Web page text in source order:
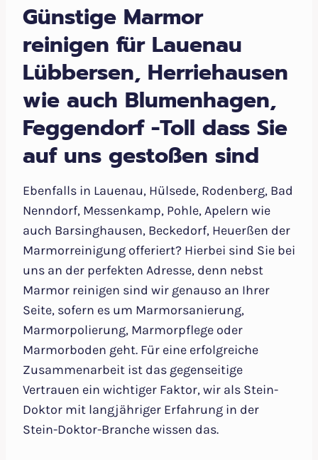
Günstige Marmor
reinigen für Lauenau
Lübbersen, Herriehausen
wie auch Blumenhagen,
Feggendorf -Toll dass Sie
auf uns gestoßen sind
Ebenfalls in Lauenau, Hülsede, Rodenberg, Bad
Nenndorf, Messenkamp, Pohle, Apelern wie
auch Barsinghausen, Beckedorf, Heuerßen der
Marmorreinigung offeriert? Hierbei sind Sie bei
uns an der perfekten Adresse, denn nebst
Marmor reinigen sind wir genauso an Ihrer
Seite, sofern es um Marmorsanierung,
Marmorpolierung, Marmorpflege oder
Marmorboden geht. Für eine erfolgreiche
Zusammenarbeit ist das gegenseitige
Vertrauen ein wichtiger Faktor, wir als Stein-
Doktor mit langjähriger Erfahrung in der
Stein-Doktor-Branche wissen das.